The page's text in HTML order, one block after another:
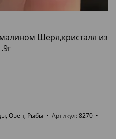
Шерл,кристалл из
Овен, Рыбы Артикул 8270